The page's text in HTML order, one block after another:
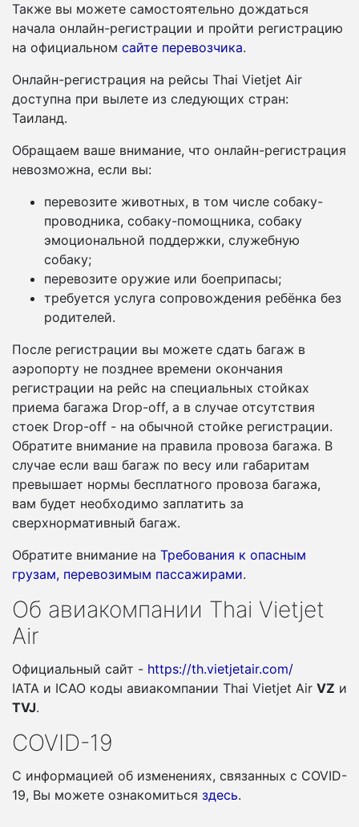
Также вы можете самостоятельно дождаться
начала онлайн-регистрации и пройти регистрацию
на официальном сайте перевозчика.
Онлайн-регистрация на рейсы Thai Vietjet Air
доступна при вылете из следующих стран:
Таиланд.
Обращаем ваше внимание, что онлайн-регистрация
невозможна, если вы:
перевозите животных, в том числе собаку-
проводника, собаку-помощника, собаку
эмоциональной поддержки, служебную
собаку;
перевозите оружие или боеприпасы;
требуется услуга сопровождения ребёнка без
родителей.
После регистрации вы можете сдать багаж в
аэропорту не позднее времени окончания
регистрации на рейс на специальных стойках
приема багажа Drop-off, а в случае отсутствия
стоек Drop-off - на обычной стойке регистрации.
Обратите внимание на правила провоза багажа. В
случае если ваш багаж по весу или габаритам
превышает нормы бесплатного провоза багажа,
вам будет необходимо заплатить за
сверхнормативный багаж.
Обратите внимание на Требования к опасным
грузам, перевозимым пассажирами.
Об авиакомпании Thai Vietjet
Air
Официальный сайт - https://th.vietjetair.com/
IATA и ICAO коды авиакомпании Thai Vietjet Air VZ и
TVJ.
COVID-19
С информацией об изменениях, связанных c COVID-
19, Вы можете ознакомиться здесь.